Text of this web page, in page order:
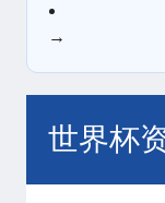
→
世界杯